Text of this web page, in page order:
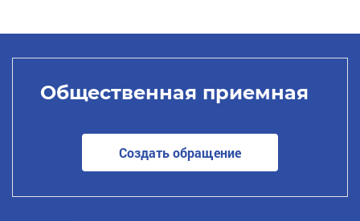
Общественная приемная
Создать обращение